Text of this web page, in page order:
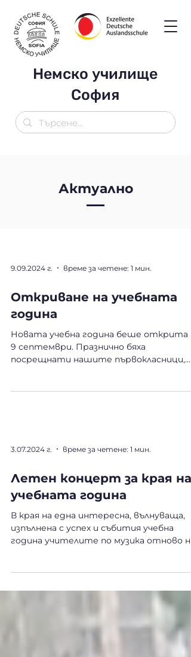
Немско училище
София
Актуално
9.09.2024 г. време за четене: 1 мин.
Откриване на учебната
година
Новата учебна година беше открита
9 септември. Празнично бяха
посрещнати нашите първокласници,
3.07.2024 г. време за четене: 1 мин.
Летен концерт за края на
учебната година
В края на една интересна, вълнуваща,
изпълнена с успех и събития учебна
година учителите по музика отново ни